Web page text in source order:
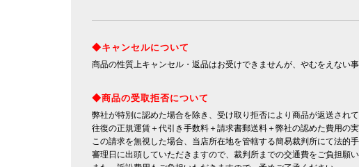
◆キャンセルについて
商品の性質上キャンセル・返品はお受けできませんが、やむをえない
◆商品の受取拒否について
弊社が特別に認めた場合を除き、受け取り拒否により商品が返送され
往復の正規運賃＋代引き手数料＋請求書郵送料＋弊社の認めた費用の実
この請求を無視した場合、当店所在地を管轄する簡易裁判所にて法的手
審理日に出頭していただきますので、裁判所までの交通費をご負担願い